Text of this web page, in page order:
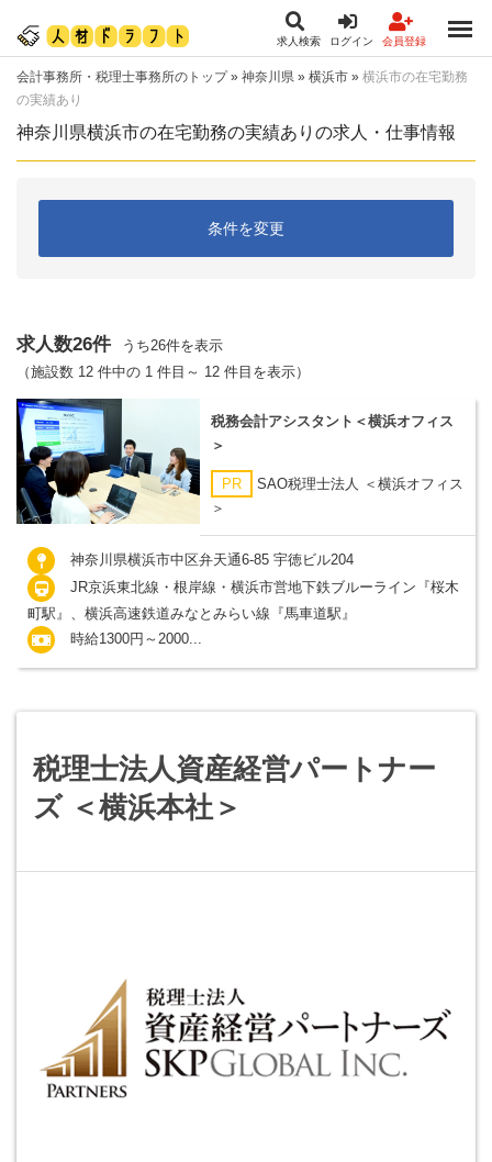
求人検索 ログイン 会員登録
会計事務所・税理士事務所のトップ» 神奈川県 » 横浜市 » 横浜市の在宅勤務
の実績あり
神奈川県横浜市の在宅勤務の実績ありの求人・仕事情報
条件を変更
求人数26件
うち26件を表示
（施設数 12 件中の 1 件目～ 12 件目を表示）
税務会計アシスタント＜横浜オフィス
＞
PR
SAO税理士法人 ＜横浜オフィス
＞
神奈川県横浜市中区弁天通6-85 宇徳ビル204
JR京浜東北線・根岸線・横浜市営地下鉄ブルーライン『桜木
町駅』、横浜高速鉄道みなとみらい線『馬車道駅』
時給1300円～2000...
税理士法人資産経営パートナー
ズ ＜横浜本社＞